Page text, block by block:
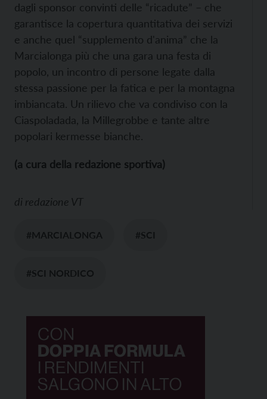
dagli sponsor convinti delle “ricadute” – che
garantisce la copertura quantitativa dei servizi
e anche quel “supplemento d'anima” che la
Marcialonga più che una gara una festa di
popolo, un incontro di persone legate dalla
stessa passione per la fatica e per la montagna
imbiancata. Un rilievo che va condiviso con la
Ciaspoladada, la Millegrobbe e tante altre
popolari kermesse bianche.
(a cura della redazione sportiva)
di redazione VT
#MARCIALONGA #SCI
#SCI NORDICO